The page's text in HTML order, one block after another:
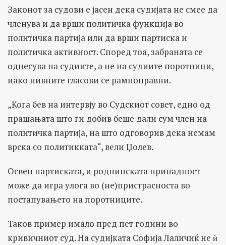
Законот за судови е јасен дека судијата не смее да
членува и да врши политичка функција во
политичка партија или да врши партиска и
политичка активност. Според тоа, забраната се
однесува на судиите, а не на судиите поротници,
иако нивните гласови се рамноправни.
„Кога бев на интервју во Судскиот совет, едно од
прашањата што ги добив беше дали сум член на
политичка партија, на што одговорив дека немам
врска со политикката“, вели Џолев.
Освен партиската, и роднинската припадност
може да игра улога во (не)пристрасноста во
постапувањето на поротниците.
Таков пример имало пред пет години во
кривичниот суд. На судијката Софија Лаличиќ не ѝ